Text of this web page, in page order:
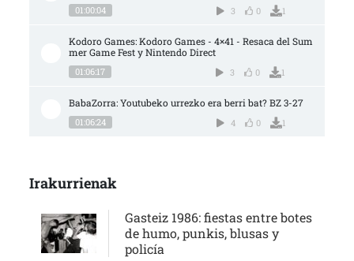
01:00:04 3 0 1
Kodoro Games: Kodoro Games - 4×41 - Resaca del Sum
mer Game Fest y Nintendo Direct
01:06:17 3 0 1
BabaZorra: Youtubeko urrezko era berri bat? BZ 3-27
01:06:24 4 0 1
Irakurrienak
Gasteiz 1986: fiestas entre botes
de humo, punkis, blusas y
policía